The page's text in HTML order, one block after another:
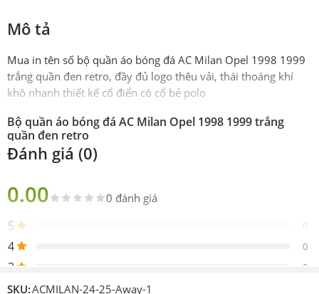
Mô tả
Mua in tên số bộ quần áo bóng đá AC Milan Opel 1998 1999
trắng quần đen retro, đầy đủ logo thêu vải, thái thoáng khí
khô nhanh thiết kế cổ điển có cổ bẻ polo
Bộ quần áo bóng đá AC Milan Opel 1998 1999 trắng
quần đen retro
Phiên
FEX
Sản
Gồm 1 áo 1 quần, co dãn 4 chiều, bảo vệ da,
Thiết
kế
Đánh giá (0)
0.00 0 đánh giá
5 0
4 0
3 0
2
SKU:ACMILAN-24-25-Away-1